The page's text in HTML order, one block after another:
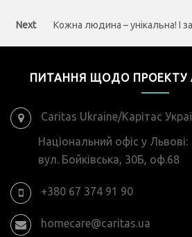
Next
Next
Кожна людина – унікальна! І
ПИТАННЯ ЩОДО ПРОЕКТУ
Caritas Ukraine/Карітас
Національний офіс у Львові:
вул. Бойківська, 30Б, оф.68
+380 67 374 91 90
homecare@caritas.ua